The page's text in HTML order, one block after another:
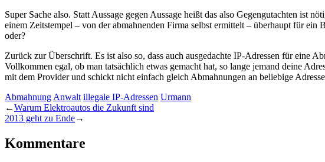
Super Sache also. Statt Aussage gegen Aussage heißt das also Gegengutachten ist
einem Zeitstempel – von der abmahnenden Firma selbst ermittelt – überhaupt für
oder?
Zurück zur Überschrift. Es ist also so, dass auch ausgedachte IP-Adressen für eine
Vollkommen egal, ob man tatsächlich etwas gemacht hat, so lange jemand deine
mit dem Provider und schickt nicht einfach gleich Abmahnungen an beliebige
Abmahnung Anwalt illegale IP-Adressen Urmann
←Warum Elektroautos die Zukunft sind
2013 geht zu Ende→
Kommentare